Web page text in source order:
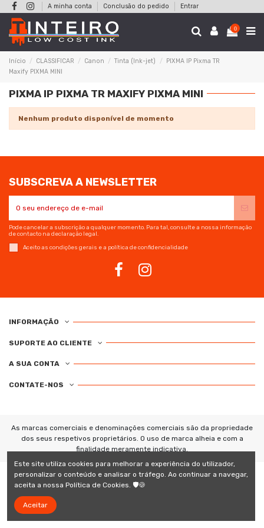
A minha conta Conclusão do pedido Entrar
0
Início CLASSIFICAR Canon Tinta (Ink-jet)
PIXMA IP Pixma TR
Maxify PIXMA MINI
PIXMA IP PIXMA TR MAXIFY PIXMA MINI
Nenhum produto disponível de momento
SUBSCREVA A NEWSLETTER
Pode cancelar a subscrição a qualquer momento. Para tal, consulte a nossa informação
de contacto na declaração legal.
Aceito as condições gerais e a política de confidencialidade
INFORMAÇÃO
SUPORTE AO CLIENTE
A SUA CONTA
CONTATE-NOS
As marcas comerciais e denominações comerciais são da propriedade
dos seus respetivos proprietários. O uso de marca alheia e com a
finalidade meramente indicativa.
Este site utiliza cookies para melhorar a experiência do utilizador,
personalizar o conteúdo e analisar o tráfego. Ao continuar a navegar,
aceita a nossa Política de Cookies. 🛡️🍪
Aceitar